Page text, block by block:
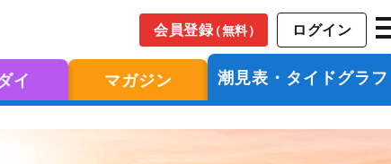
会員登録（無料） ログイン
イ マガジン 潮見表・タイドグラフ